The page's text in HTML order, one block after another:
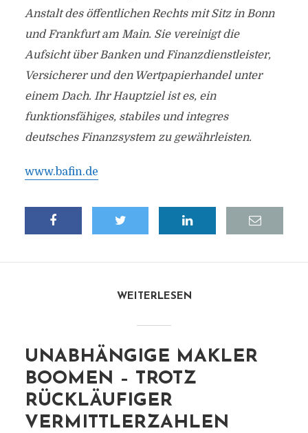
Anstalt des öffentlichen Rechts mit Sitz in Bonn
und Frankfurt am Main. Sie vereinigt die
Aufsicht über Banken und Finanzdienstleister,
Versicherer und den Wertpapierhandel unter
einem Dach. Ihr Hauptziel ist es, ein
funktionsfähiges, stabiles und integres
deutsches Finanzsystem zu gewährleisten.
www.bafin.de
WEITERLESEN
UNABHÄNGIGE MAKLER
BOOMEN – TROTZ
RÜCKLÄUFIGER
VERMITTLERZAHLEN